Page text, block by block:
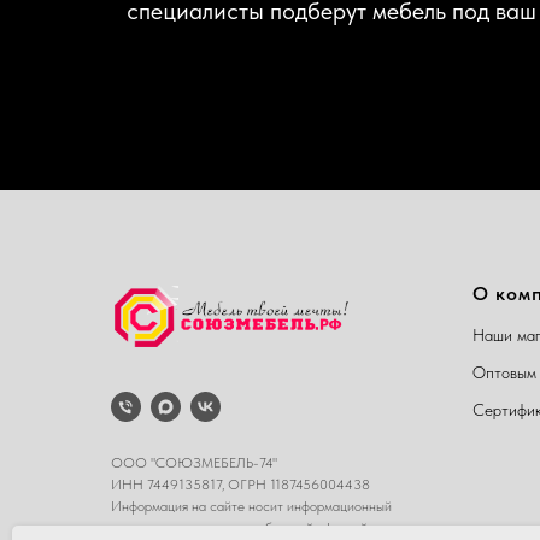
специалисты подберут мебель под
ООО "СОЮЗМЕБЕЛЬ-74"
ИНН 7449135817, ОГРН 1187456004438
Информация на сайте носит информационный
характер и не является публичной офертой.
О
Наши
Оптовым